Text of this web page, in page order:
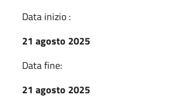
Data inizio :
21 agosto 2025
Data fine:
21 agosto 2025